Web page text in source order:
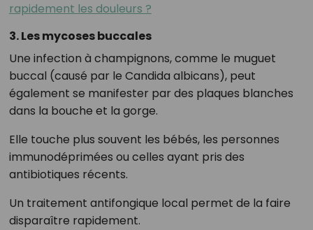
rapidement les douleurs ?
3. Les mycoses buccales
Une infection à champignons, comme le muguet
buccal (causé par le Candida albicans), peut
également se manifester par des plaques blanches
dans la bouche et la gorge.
Elle touche plus souvent les bébés, les personnes
immunodéprimées ou celles ayant pris des
antibiotiques récents.
Un traitement antifongique local permet de la faire
disparaître rapidement.